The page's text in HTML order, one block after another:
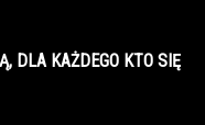
DLA KAŻDEGO KTO SIĘ